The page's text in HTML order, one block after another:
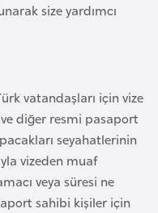
size yardımcı
vatandaşları için vize
diğer resmi pasaport
seyahatlerinin
vizeden muaf
veya süresi ne
sahibi kişiler için